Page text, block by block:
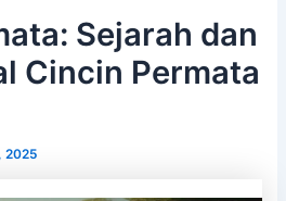
Sejarah dan
Cincin Permata
2025